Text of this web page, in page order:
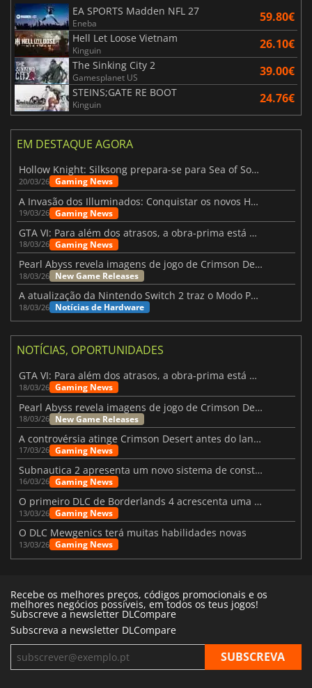
EA SPORTS Madden NFL 27
Eneba 59.80€
Hell Let Loose Vietnam
Kinguin 26.10€
The Sinking City 2
Gamesplanet US 39.00€
STEINS;GATE RE BOOT
Kinguin 24.76€
EM DESTAQUE AGORA
Hollow Knight: Silksong prepara-se para Sea of Sorrow com um patch
20/03/26 Gaming News
A Invasão dos Illuminados: Conquistar os novos Helldivers 2 Atualização!
19/03/26 Gaming News
GTA VI: Para além dos atrasos, a obra-prima está quase a chegar
18/03/26 Gaming News
Pearl Abyss revela imagens de jogo de Crimson Desert para a PS5
18/03/26 New Game Releases
A atualização da Nintendo Switch 2 traz o Modo Portátil aos jogos mais antigos da Switch
18/03/26 Notícias de Hardware
NOTÍCIAS, OPORTUNIDADES
GTA VI: Para além dos atrasos, a obra-prima está quase a chegar
18/03/26 Gaming News
Pearl Abyss revela imagens de jogo de Crimson Desert para a PS5
18/03/26 New Game Releases
A controvérsia atinge Crimson Desert antes do lançamento
17/03/26 Gaming News
Subnautica 2 apresenta um novo sistema de construção de bases
16/03/26 Gaming News
O primeiro DLC de Borderlands 4 acrescenta uma nova personagem e muito mais
13/03/26 Gaming News
O DLC Mewgenics terá muitas habilidades novas
13/03/26 Gaming News
Recebe os melhores preços, códigos promocionais e os
melhores negócios possíveis, em todos os teus jogos!
Subscreve a newsletter DLCompare
Subscreva a newsletter DLCompare